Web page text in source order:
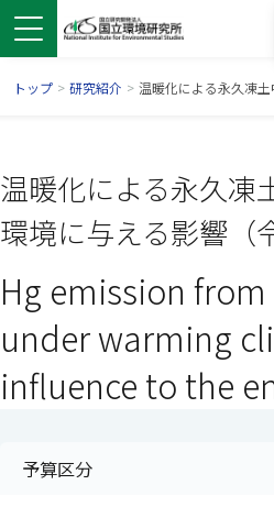
ドウで開きます）
ンドウで開きます）
ウインドウで開きます）
トップ > 研究紹介 > 温暖化による永久凍
温暖化による永久凍
環境に与える影響（
Hg emission
under warming
influence to the
予算区分